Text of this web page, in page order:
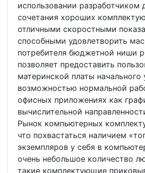
использовании разработчиком
сочетания хороших
отличными скоростными
способными удовлетворить
потребителя бюджетной ниши
позволяет предоставить
материнской платы начального
возможностью нормальной
офисных приложениях как
вычислительной
Рынок компьютерных
что похвастаться наличием
экземпляров у себя в
очень небольшое количество
такие комплектующие